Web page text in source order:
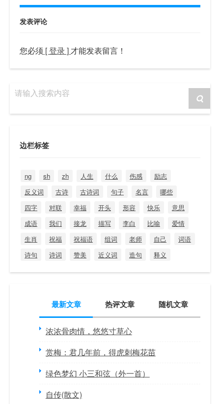
发表评论
您必须 [ 登录 ] 才能发表留言！
请输入搜索内容
边栏标签
ng sh zh 人生 什么 伤感
励志
反义词
古诗 古诗词 句子 名言
哪些
四字
对联 幸福 开头 形容 快乐
意思
成语
我们 接龙 描写 李白 比喻
爱情
生肖
祝福 祝福语 组词 老师 自己
词语
诗句
诗词 赞美 近义词 造句 释义
最新文章 热评文章 随机文章
浓浓骨肉情，悠悠寸草心
赏梅：君几年前，得虎刺梅花苗
绿色梦幻 小三和弦（外一首）
自传(散文)